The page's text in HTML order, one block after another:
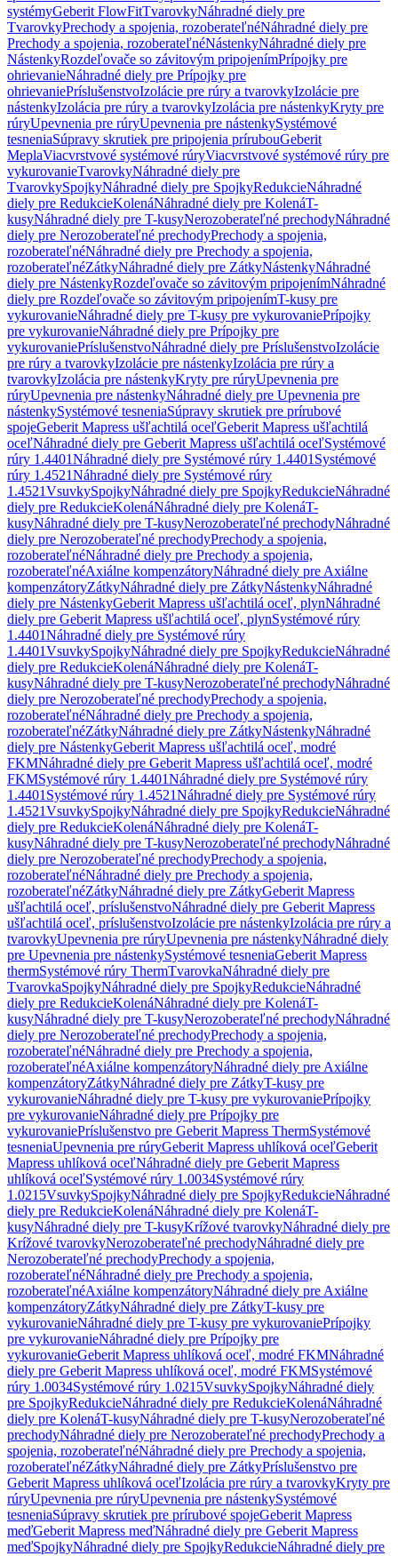
systémyGeberit FlowFitTvarovkyNáhradné diely pre
TvarovkyPrechody a spojenia, rozoberateľnéNáhradné diely pre
Prechody a spojenia, rozoberateľnéNástenkyNáhradné diely pre
NástenkyRozdeľovače so závitovým pripojenímPrípojky pre
ohrievanieNáhradné diely pre Prípojky pre
ohrievaniePríslušenstvoIzolácie pre rúry a tvarovkyIzolácie pre
nástenkyIzolácia pre rúry a tvarovkyIzolácia pre nástenkyKryty pre
rúryUpevnenia pre rúryUpevnenia pre nástenkySystémové
tesneniaSúpravy skrutiek pre pripojenia prírubouGeberit
MeplaViacvrstvové systémové rúryViacvrstvové systémové rúry pre
vykurovanieTvarovkyNáhradné diely pre
TvarovkySpojkyNáhradné diely pre SpojkyRedukcieNáhradné
diely pre RedukcieKolenáNáhradné diely pre KolenáT-
kusyNáhradné diely pre T-kusyNerozoberateľné prechodyNáhradné
diely pre Nerozoberateľné prechodyPrechody a spojenia,
rozoberateľnéNáhradné diely pre Prechody a spojenia,
rozoberateľnéZátkyNáhradné diely pre ZátkyNástenkyNáhradné
diely pre NástenkyRozdeľovače so závitovým pripojenímNáhradné
diely pre Rozdeľovače so závitovým pripojenímT-kusy pre
vykurovanieNáhradné diely pre T-kusy pre vykurovaniePrípojky
pre vykurovanieNáhradné diely pre Prípojky pre
vykurovaniePríslušenstvoNáhradné diely pre PríslušenstvoIzolácie
pre rúry a tvarovkyIzolácie pre nástenkyIzolácia pre rúry a
tvarovkyIzolácia pre nástenkyKryty pre rúryUpevnenia pre
rúryUpevnenia pre nástenkyNáhradné diely pre Upevnenia pre
nástenkySystémové tesneniaSúpravy skrutiek pre prírubové
spojeGeberit Mapress ušľachtilá oceľGeberit Mapress ušľachtilá
oceľNáhradné diely pre Geberit Mapress ušľachtilá oceľSystémové
rúry 1.4401Náhradné diely pre Systémové rúry 1.4401 Systémové
rúry 1.4521Náhradné diely pre Systémové rúry
1.4521VsuvkySpojkyNáhradné diely pre SpojkyRedukcieNáhradné
diely pre RedukcieKolenáNáhradné diely pre KolenáT-
kusyNáhradné diely pre T-kusyNerozoberateľné prechodyNáhradné
diely pre Nerozoberateľné prechodyPrechody a spojenia,
rozoberateľnéNáhradné diely pre Prechody a spojenia,
rozoberateľnéAxiálne kompenzátoryNáhradné diely pre Axiálne
kompenzátoryZátkyNáhradné diely pre ZátkyNástenkyNáhradné
diely pre NástenkyGeberit Mapress ušľachtilá oceľ, plynNáhradné
diely pre Geberit Mapress ušľachtilá oceľ, plynSystémové rúry
1.4401Náhradné diely pre Systémové rúry
1.4401VsuvkySpojkyNáhradné diely pre SpojkyRedukcieNáhradné
diely pre RedukcieKolenáNáhradné diely pre KolenáT-
kusyNáhradné diely pre T-kusyNerozoberateľné prechodyNáhradné
diely pre Nerozoberateľné prechodyPrechody a spojenia,
rozoberateľnéNáhradné diely pre Prechody a spojenia,
rozoberateľnéZátkyNáhradné diely pre ZátkyNástenkyNáhradné
diely pre NástenkyGeberit Mapress ušľachtilá oceľ, modré
FKMNáhradné diely pre Geberit Mapress ušľachtilá oceľ, modré
FKMSystémové rúry 1.4401Náhradné diely pre Systémové rúry
1.4401 Systémové rúry 1.4521Náhradné diely pre Systémové rúry
1.4521VsuvkySpojkyNáhradné diely pre SpojkyRedukcieNáhradné
diely pre RedukcieKolenáNáhradné diely pre KolenáT-
kusyNáhradné diely pre T-kusyNerozoberateľné prechodyNáhradné
diely pre Nerozoberateľné prechodyPrechody a spojenia,
rozoberateľnéNáhradné diely pre Prechody a spojenia,
rozoberateľnéZátkyNáhradné diely pre ZátkyGeberit Mapress
ušľachtilá oceľ, príslušenstvoNáhradné diely pre Geberit Mapress
ušľachtilá oceľ, príslušenstvoIzolácie pre nástenkyIzolácia pre rúry a
tvarovkyUpevnenia pre rúryUpevnenia pre nástenkyNáhradné diely
pre Upevnenia pre nástenkySystémové tesneniaGeberit Mapress
thermSystémové rúry ThermTvarovkaNáhradné diely pre
TvarovkaSpojkyNáhradné diely pre SpojkyRedukcieNáhradné
diely pre RedukcieKolenáNáhradné diely pre KolenáT-
kusyNáhradné diely pre T-kusyNerozoberateľné prechodyNáhradné
diely pre Nerozoberateľné prechodyPrechody a spojenia,
rozoberateľnéNáhradné diely pre Prechody a spojenia,
rozoberateľnéAxiálne kompenzátoryNáhradné diely pre Axiálne
kompenzátoryZátkyNáhradné diely pre ZátkyT-kusy pre
vykurovanieNáhradné diely pre T-kusy pre vykurovaniePrípojky
pre vykurovanieNáhradné diely pre Prípojky pre
vykurovaniePríslušenstvo pre Geberit Mapress ThermSystémové
tesneniaUpevnenia pre rúryGeberit Mapress uhlíková oceľGeberit
Mapress uhlíková oceľNáhradné diely pre Geberit Mapress
uhlíková oceľSystémové rúry 1.0034Systémové rúry
1.0215VsuvkySpojkyNáhradné diely pre SpojkyRedukcieNáhradné
diely pre RedukcieKolenáNáhradné diely pre KolenáT-
kusyNáhradné diely pre T-kusyKrížové tvarovkyNáhradné diely pre
Krížové tvarovkyNerozoberateľné prechodyNáhradné diely pre
Nerozoberateľné prechodyPrechody a spojenia,
rozoberateľnéNáhradné diely pre Prechody a spojenia,
rozoberateľnéAxiálne kompenzátoryNáhradné diely pre Axiálne
kompenzátoryZátkyNáhradné diely pre ZátkyT-kusy pre
vykurovanieNáhradné diely pre T-kusy pre vykurovaniePrípojky
pre vykurovanieNáhradné diely pre Prípojky pre
vykurovanieGeberit Mapress uhlíková oceľ, modré FKMNáhradné
diely pre Geberit Mapress uhlíková oceľ, modré FKMSystémové
rúry 1.0034Systémové rúry 1.0215VsuvkySpojkyNáhradné diely
pre SpojkyRedukcieNáhradné diely pre RedukcieKolenáNáhradné
diely pre KolenáT-kusyNáhradné diely pre T-kusyNerozoberateľné
prechodyNáhradné diely pre Nerozoberateľné prechodyPrechody a
spojenia, rozoberateľnéNáhradné diely pre Prechody a spojenia,
rozoberateľnéZátkyNáhradné diely pre ZátkyPríslušenstvo pre
Geberit Mapress uhlíková oceľIzolácia pre rúry a tvarovkyKryty pre
rúryUpevnenia pre rúryUpevnenia pre nástenkySystémové
tesneniaSúpravy skrutiek pre prírubové spojeGeberit Mapress
meďGeberit Mapress meďNáhradné diely pre Geberit Mapress
meďSpojkyNáhradné diely pre SpojkyRedukcieNáhradné diely pre